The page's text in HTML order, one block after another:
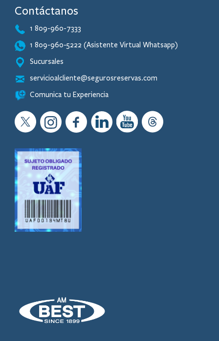
Contáctanos
1 809-960-7333
1 809-960-5222 (Asistente Virtual Whatsapp)
Sucursales
servicioalcliente@segurosreservas.com
Comunica tu Experiencia